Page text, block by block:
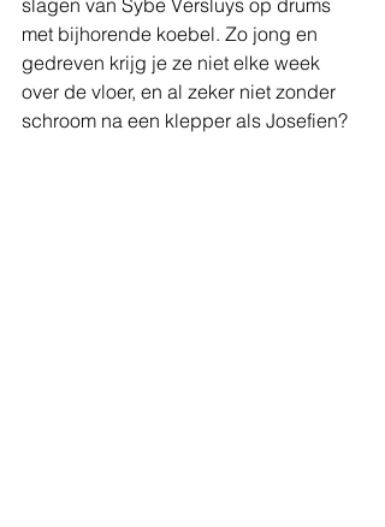
slagen van Sybe Versluys op drums
met bijhorende koebel. Zo jong en
gedreven krijg je ze niet elke week
over de vloer, en al zeker niet zonder
schroom na een klepper als Josefien?